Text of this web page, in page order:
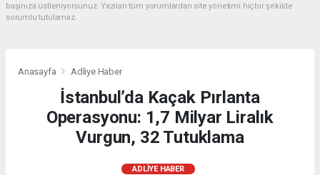
başınıza üstleniyorsunuz. Yazılan tüm yorumlardan site yönetimi hiçbir şekilde
sorumlu tutulamaz.
Anasayfa Adliye Haber
İstanbul’da Kaçak Pırlanta
Operasyonu: 1,7 Milyar Liralık
Vurgun, 32 Tutuklama
ADLIYE HABER